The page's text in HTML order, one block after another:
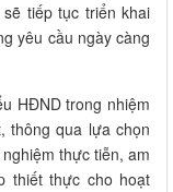
tiếp tục triển khai
yêu cầu ngày càng
HĐND trong nhiệm
thông qua lựa chọn
thực tiễn, am
thiết thực cho hoạt